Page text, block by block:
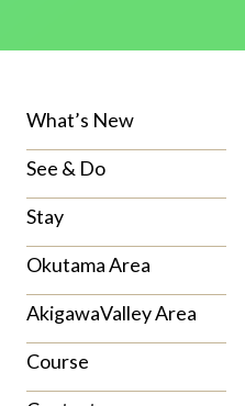
What’s New
See & Do
Stay
Okutama Area
AkigawaValley Area
Course